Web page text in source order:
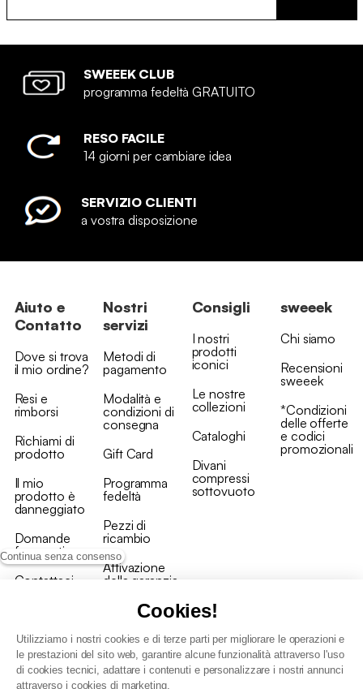
Continua senza consenso
Cookies!
Utilizziamo i nostri cookies e di terze parti per migliorare le operazioni e
le prestazioni del sito web, garantire alcune funzionalità attraverso l'uso
di cookies tecnici, adattare i contenuti e personalizzare i nostri annunci
attraverso i cookies di marketing.
SWEEEK CLUB
programma fedeltà GRATUITO
RESO FACILE
14 giorni per cambiare idea
SERVIZIO CLIENTI
a vostra disposizione
Aiuto e
Contatto
Dove si trova
il mio ordine?
Resi e
rimborsi
Richiami di
prodotto
Il mio
prodotto è
danneggiato
Domande
frequenti
Contattaci
Nostri
servizi
Metodi di
pagamento
Modalità e
condizioni di
consegna
Gift Card
Programma
fedeltà
Pezzi di
ricambio
Attivazione
della garanzia
Consigli
I nostri
prodotti
iconici
Le nostre
collezioni
Cataloghi
Divani
compressi
sottovuoto
sweeek
Chi siamo
Recensioni
sweeek
*Condizioni
delle offerte
e codici
promozionali
Condizioni generali vendita